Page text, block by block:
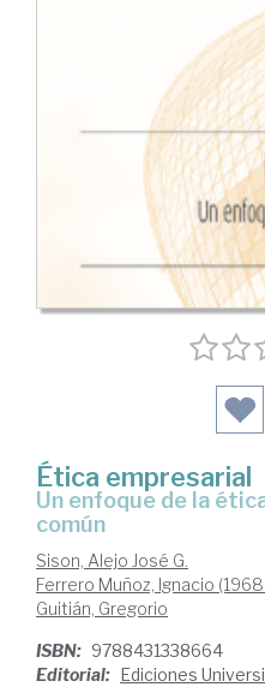
Ética empresarial
Un enfoque de la ética de la virtud y el bien
común
Sison, Alejo José G.
Ferrero Muñoz, Ignacio
Guitián, Gregorio
ISBN: 9788431338664
Editorial: Ediciones